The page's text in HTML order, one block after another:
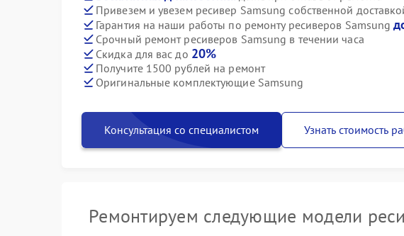
Привезем и увезем ресивер Samsung собственной
Гарантия на наши работы по ремонту ресиверов Samsung
Срочный ремонт ресиверов Samsung в течении часа
Скидка для вас до 20%
Получите 1500 рублей на ремонт
Оригинальные комплектующие Samsung
Консультация со специалистом Узнать стоимость
Ремонтируем следующие модели